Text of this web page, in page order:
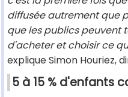
diffusée autrement que
que les publics peuvent
d'acheter et choisir ce
explique Simon Houriez,
5 à 15 % d'enfants